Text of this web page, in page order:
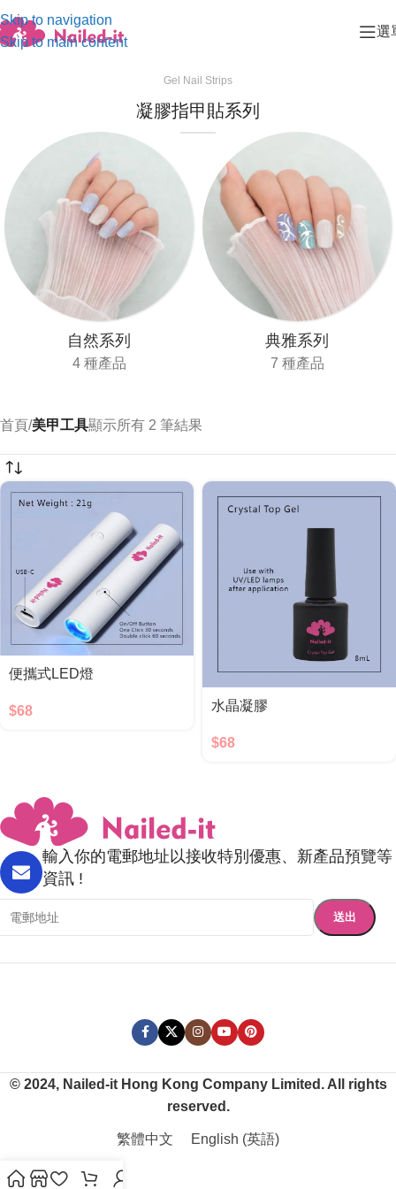
Skip to navigation
Skip to main content
選
Gel Nail Strips
凝膠指甲貼系列
自然系列
4 種產品
典雅系列
7 種產品
首頁/美甲工具顯示所有 2 筆結果
便攜式LED燈
$68 水晶凝膠
$68
輸入你的電郵地址以接收特別優惠、新產品預覽等
資訊 !
© 2024, Nailed-it Hong Kong Company Limited. All rights
reserved.
繁體中文 English (英語)